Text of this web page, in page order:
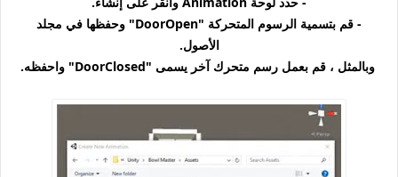
- قم بتسمية الرسوم المتحركة "DoorOpen" وحفظها في مجلد
الأصول.
وبالمثل ، قم بعمل رسم متحرك آخر يسمى "DoorClosed" واحفظه.